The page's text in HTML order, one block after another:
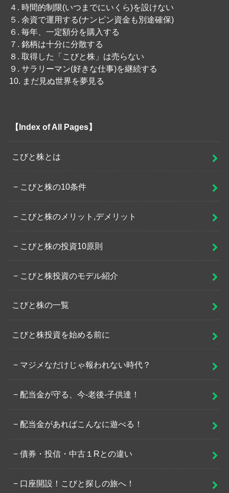
４. 時間的制限(いつまでにいくら)を設けない
５. 余資で運用する(ナンピン資金も別途確保)
６. 毎年、一定額分を購入する
７. 銘柄は十分に分散する
８. 取得した「こびと株」は売らない
９. サラリーマン(好きな仕事)を継続する
10. まだ見ぬ世界を夢見る
【Index of All Pages】
こびと株とは
こびと株の10条件
こびと株のメリット,デメリット
こびと株の投資10原則
こびと株投資のモデル紹介
こびと株の一覧
こびと株投資を始める前に
マジメなだけじゃ報われない時代？
配当金が守る、今-老後-子供達！
配当金があればこんなに遊べる！
債券・投信・中古１Rとの違い
口座開設！こびと探しの旅へ！